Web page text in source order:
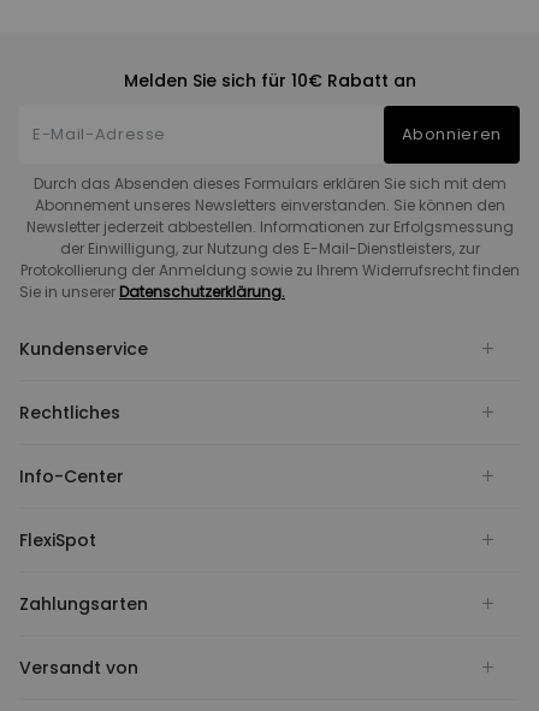
Melden Sie sich für 10€ Rabatt an
Abonnieren
Durch das Absenden dieses Formulars erklären Sie sich mit dem
Abonnement unseres Newsletters einverstanden. Sie können den
Newsletter jederzeit abbestellen. Informationen zur Erfolgsmessung
der Einwilligung, zur Nutzung des E-Mail-Dienstleisters, zur
Protokollierung der Anmeldung sowie zu Ihrem Widerrufsrecht finden
Sie in unserer Datenschutzerklärung.
Kundenservice
Rechtliches
Info-Center
FlexiSpot
Zahlungsarten
Versandt von